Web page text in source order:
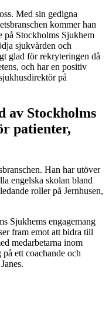
Med sin gedigna
kommer han
på Stockholms Sjukhem
sjukvården och
glad för rekryteringen då
och har en positiv
på
av Stockholms
patienter,
Han har utöver
engelska skolan bland
roller på Jernhusen,
Sjukhems engagemang
fram emot att bidra till
medarbetarna inom
ett coachande och